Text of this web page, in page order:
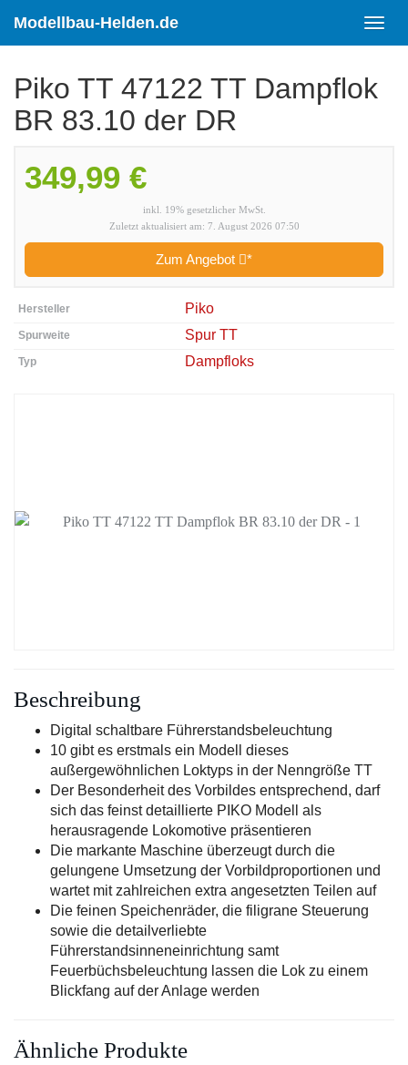
content
Modellbau-Helden.de
Piko TT 47122 TT Dampflok
BR 83.10 der DR
349,99 €
inkl. 19% gesetzlicher MwSt.
Zuletzt aktualisiert am: 7. August 2026 07:50
Zum Angebot *
Hersteller Piko
Spurweite Spur TT
Typ Dampfloks
Beschreibung
Digital schaltbare Führerstandsbeleuchtung
10 gibt es erstmals ein Modell dieses
außergewöhnlichen Loktyps in der Nenngröße TT
Der Besonderheit des Vorbildes entsprechend, darf
sich das feinst detaillierte PIKO Modell als
herausragende Lokomotive präsentieren
Die markante Maschine überzeugt durch die
gelungene Umsetzung der Vorbildproportionen und
wartet mit zahlreichen extra angesetzten Teilen auf
Die feinen Speichenräder, die filigrane Steuerung
sowie die detailverliebte
Führerstandsinneneinrichtung samt
Feuerbüchsbeleuchtung lassen die Lok zu einem
Blickfang auf der Anlage werden
Ähnliche Produkte